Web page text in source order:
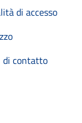
di accesso
di contatto